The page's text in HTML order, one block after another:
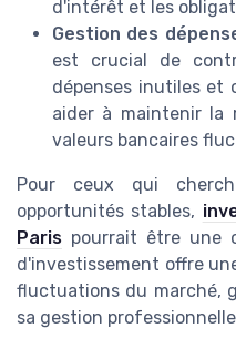
d'intérêt et les
Gestion des
est crucial de
dépenses inutiles et
aider à maintenir la
valeurs bancaires
Pour ceux qui
opportunités stables,
Paris pourrait être une
d'investissement offre
fluctuations du marché,
sa gestion